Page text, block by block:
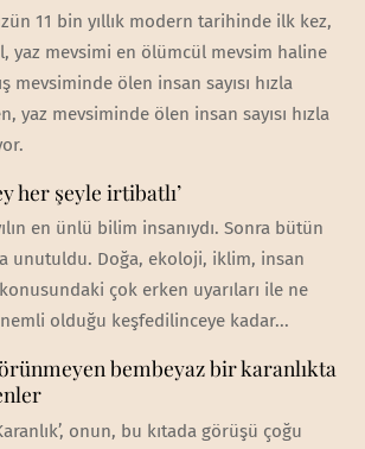
11 bin yıllık modern tarihinde ilk kez,
yaz mevsimi en ölümcül mevsim haline
mevsiminde ölen insan sayısı hızla
yaz mevsiminde ölen insan sayısı hızla
her şeyle irtibatlı’
en ünlü bilim insanıydı. Sonra bütün
unutuldu. Doğa, ekoloji, iklim, insan
çok erken uyarıları ile ne
olduğu keşfedilinceye kadar...
bembeyaz bir karanlıkta
onun, bu kıtada görüşü çoğu